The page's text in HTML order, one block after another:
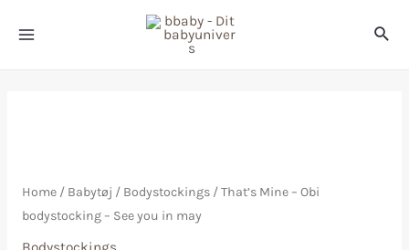
Home/ Babytøj / Bodystockings/ That’s Mine – Obi
bodystocking – See you in may